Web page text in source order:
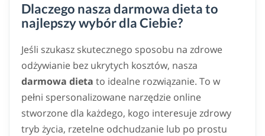
Dlaczego nasza darmowa dieta to
najlepszy wybór dla Ciebie?
Jeśli szukasz skutecznego sposobu na zdrowe
odżywianie bez ukrytych kosztów, nasza
darmowa dieta to idealne rozwiązanie. To w
pełni spersonalizowane narzędzie online
stworzone dla każdego, kogo interesuje zdrowy
tryb życia, rzetelne odchudzanie lub po prostu